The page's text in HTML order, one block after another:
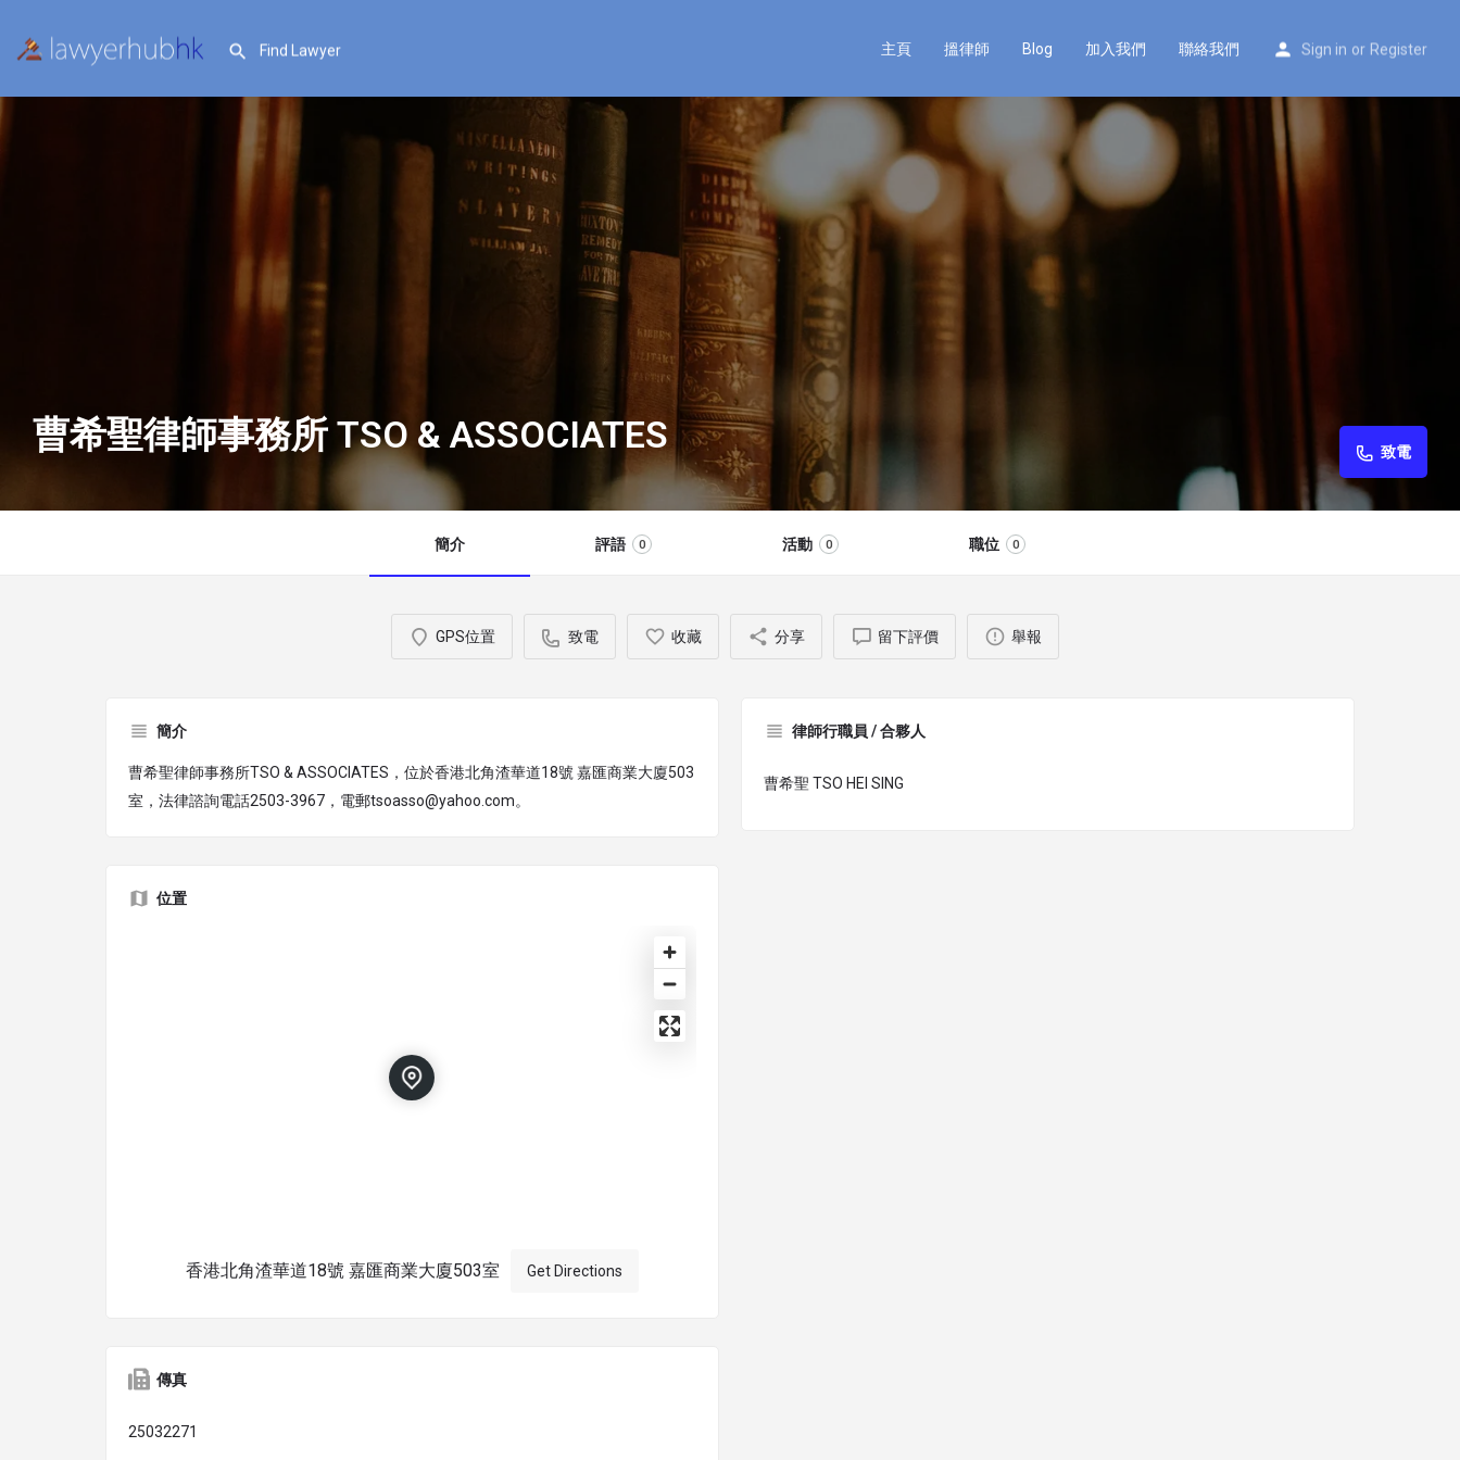
主頁 搵律師 Blog 加入我們 聯絡我們 Sign in or Register
曹希聖律師事務所 TSO & ASSOCIATES 致電
簡介 評語 0 活動 0 職位 0
GPS位置 致電 收藏 分享 留下評價 舉報
簡介
曹希聖律師事務所TSO & ASSOCIATES，位於香港北角渣華道18號 嘉匯商業大廈503
室，法律諮詢電話2503-3967，電郵tsoasso@yahoo.com。
位置
香港北角渣華道18號 嘉匯商業大廈503室 Get Directions
傳真
25032271
律師行職員 / 合夥人
曹希聖 TSO HEI SING